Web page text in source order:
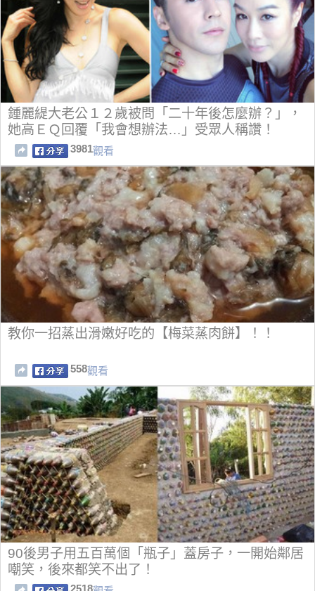
鍾麗緹大老公１２歲被問「二十年後怎麼辦？」，
她高ＥＱ回覆「我會想辦法…」受眾人稱讚！
3981觀看
教你一招蒸出滑嫩好吃的【梅菜蒸肉餅】！！
558觀看
90後男子用五百萬個「瓶子」蓋房子，一開始鄰居
嘲笑，後來都笑不出了！
2518